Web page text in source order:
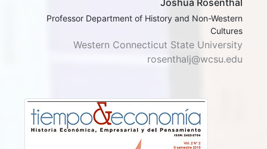
Joshua Rosenthal
Professor Department of History and Non-Western
Cultures
Western Connecticut State University
rosenthalj@wcsu.edu